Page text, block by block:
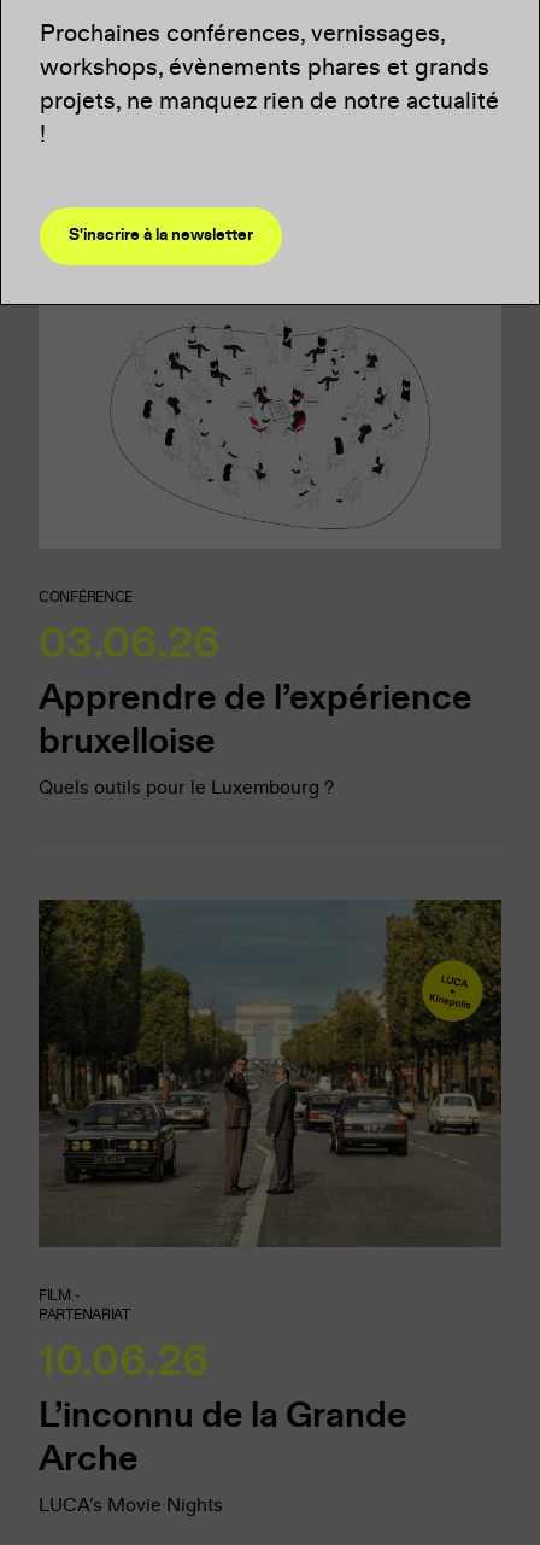
01.10.26 / 04.10.26
Journées de l’Architecture
Luxembourgeoise 2026
CONFÉRENCE
03.06.26
Apprendre de l’expérience
bruxelloise
Quels outils pour le Luxembourg ?
FILM -
PARTENARIAT
10.06.26
L’inconnu de la Grande
Arche
LUCA’s Movie Nights
Prochaines conférences, vernissages,
workshops, évènements phares et grands
projets, ne manquez rien de notre actualité
!
S'inscrire à la newsletter